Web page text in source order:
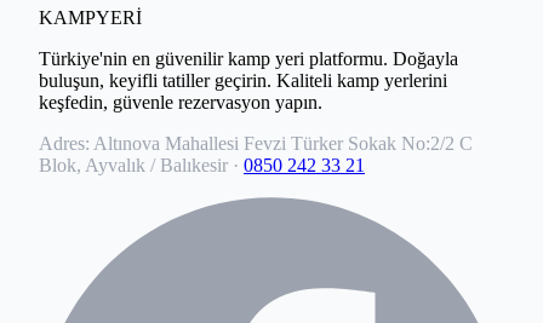
KAMPYERİ
Türkiye'nin en güvenilir kamp yeri platformu. Doğayla
buluşun, keyifli tatiller geçirin. Kaliteli kamp yerlerini
keşfedin, güvenle rezervasyon yapın.
Adres: Altınova Mahallesi Fevzi Türker Sokak No:2/2 C
Blok, Ayvalık / Balıkesir · 0850 242 33 21